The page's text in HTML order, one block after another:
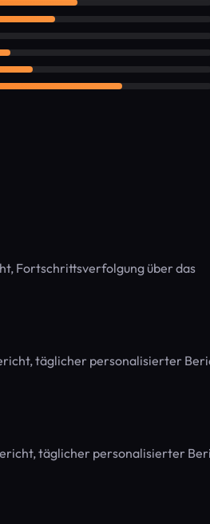
Fortschrittsverfolgung über das
täglicher personalisierter
täglicher personalisierter